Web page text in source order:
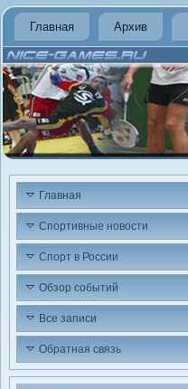
Главная Архив
Главная
Спортивные новости
Спорт в России
Обзор событий
Все записи
Обратная связь